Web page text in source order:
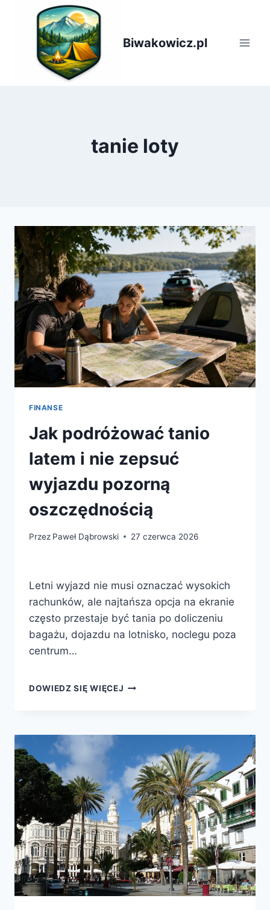
Biwakowicz.pl
tanie loty
FINANSE
Jak podróżować tanio
latem i nie zepsuć
wyjazdu pozorną
oszczędnością
Przez Paweł Dąbrowski 27 czerwca 2026
Letni wyjazd nie musi oznaczać wysokich
rachunków, ale najtańsza opcja na ekranie
często przestaje być tania po doliczeniu
bagażu, dojazdu na lotnisko, noclegu poza
centrum…
DOWIEDZ SIĘ WIĘCEJ JAK
I
ZEPSUĆ
WYJAZDU
POZORNĄ
OSZCZĘDNOŚCIĄ